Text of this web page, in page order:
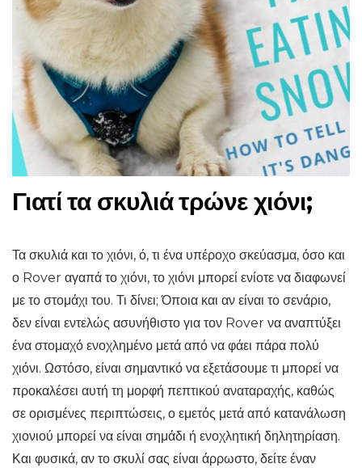
Γιατί τα σκυλιά τρώνε χιόνι;
Τα σκυλιά και το χιόνι, ό, τι ένα υπέροχο σκεύασμα, όσο και
ο Rover αγαπά το χιόνι, το χιόνι μπορεί ενίοτε να διαφωνεί
με το στομάχι του. Τι δίνει; Όποια και αν είναι το σενάριο,
δεν είναι εντελώς ασυνήθιστο για τον Rover να αναπτύξει
ένα στομαχό ενοχλημένο μετά από να φάει πάρα πολύ
χιόνι. Ωστόσο, είναι σημαντικό να εξετάσουμε τι μπορεί να
προκαλέσει αυτή τη μορφή πεπτικού αναταραχής, καθώς
σε ορισμένες περιπτώσεις, ο εμετός μετά από κατανάλωση
χιονιού μπορεί να είναι σημάδι ή ενοχλητική δηλητηρίαση.
Και φυσικά, αν το σκυλί σας είναι άρρωστο, δείτε έναν